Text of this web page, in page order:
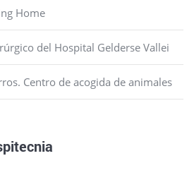
Home
del Hospital Gelderse Vallei
Centro de acogida de animales